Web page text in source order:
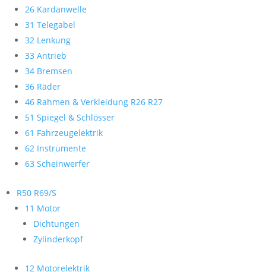
26 Kardanwelle
31 Telegabel
32 Lenkung
33 Antrieb
34 Bremsen
36 Räder
46 Rahmen & Verkleidung R26 R27
51 Spiegel & Schlösser
61 Fahrzeugelektrik
62 Instrumente
63 Scheinwerfer
R50 R69/S
11 Motor
Dichtungen
Zylinderkopf
12 Motorelektrik